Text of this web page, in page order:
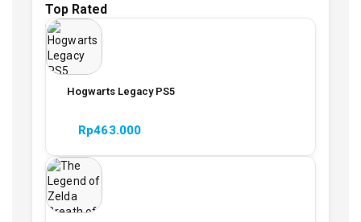
Top Rated
Hogwarts Legacy PS5
Rp463.000